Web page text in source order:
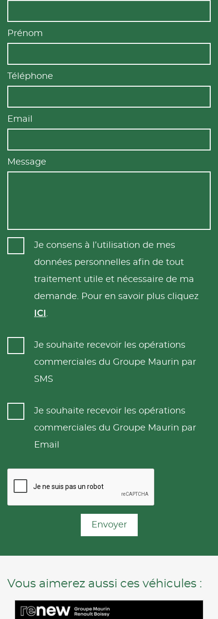
Prénom
Téléphone
Email
Message
Je consens à l’utilisation de mes
données personnelles afin de tout
traitement utile et nécessaire de ma
demande. Pour en savoir plus cliquez
ICI .
Je souhaite recevoir les opérations
commerciales du Groupe Maurin par
SMS
Je souhaite recevoir les opérations
commerciales du Groupe Maurin par
Email
Envoyer
Vous aimerez aussi ces véhicules :